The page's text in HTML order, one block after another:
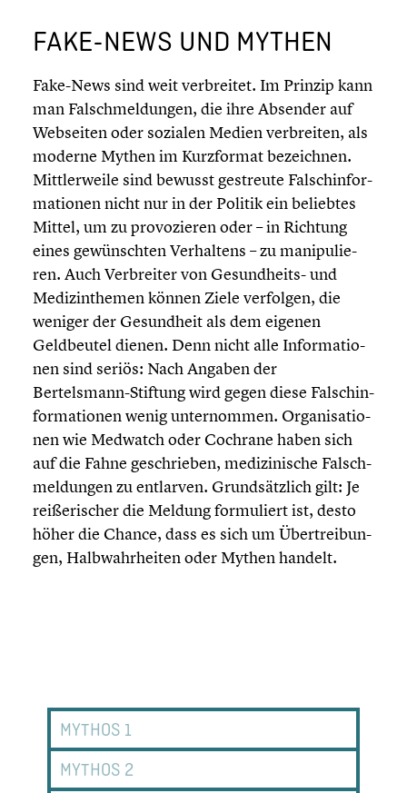
FAKE-NEWS UND MYTHEN
Fake-News sind weit verbrei­tet. Im Prinzip kann
man Falsch­mel­dun­gen, die ihre Absender auf
Webseiten oder sozialen Medien verbrei­ten, als
moderne Mythen im Kurzfor­mat bezeich­nen.
Mittler­weile sind bewusst gestreute Falsch­in­for­
ma­tio­nen nicht nur in der Politik ein beliebtes
Mittel, um zu provo­zie­ren oder – in Richtung
eines gewünsch­ten Verhal­tens – zu manipu­lie­
ren. Auch Verbrei­ter von Gesundheits- und
Medizin­the­men können Ziele verfolgen, die
weniger der Gesund­heit als dem eigenen
Geldbeu­tel dienen. Denn nicht alle Infor­ma­tio­
nen sind seriös: Nach Angaben der
Bertelsmann-Stiftung wird gegen diese Falsch­in­
for­ma­tio­nen wenig unter­nom­men. Organi­sa­tio­
nen wie Medwatch oder Cochrane haben sich
auf die Fahne geschrie­ben, medizi­ni­sche Falsch­
mel­dun­gen zu entlarven. Grund­sätz­lich gilt: Je
reiße­ri­scher die Meldung formu­liert ist, desto
höher die Chance, dass es sich um Übertrei­bun­
gen, Halbwahr­hei­ten oder Mythen handelt.
MYTHOS 1
MYTHOS 2